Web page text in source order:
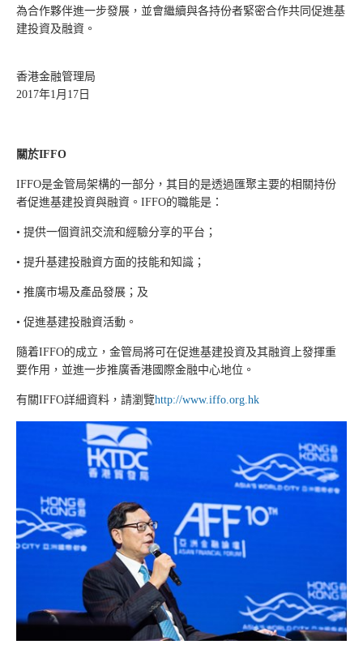
為合作夥伴進一步發展，並會繼續與各持份者緊密合作共同促進基
建投資及融資。
香港金融管理局
2017年1月17日
關於IFFO
IFFO是金管局架構的一部分，其目的是透過匯聚主要的相關持份
者促進基建投資與融資。IFFO的職能是：
• 提供一個資訊交流和經驗分享的平台；
• 提升基建投融資方面的技能和知識；
• 推廣市場及產品發展；及
• 促進基建投融資活動。
隨着IFFO的成立，金管局將可在促進基建投資及其融資上發揮重
要作用，並進一步推廣香港國際金融中心地位。
有關IFFO詳細資料，請瀏覽http://www.iffo.org.hk